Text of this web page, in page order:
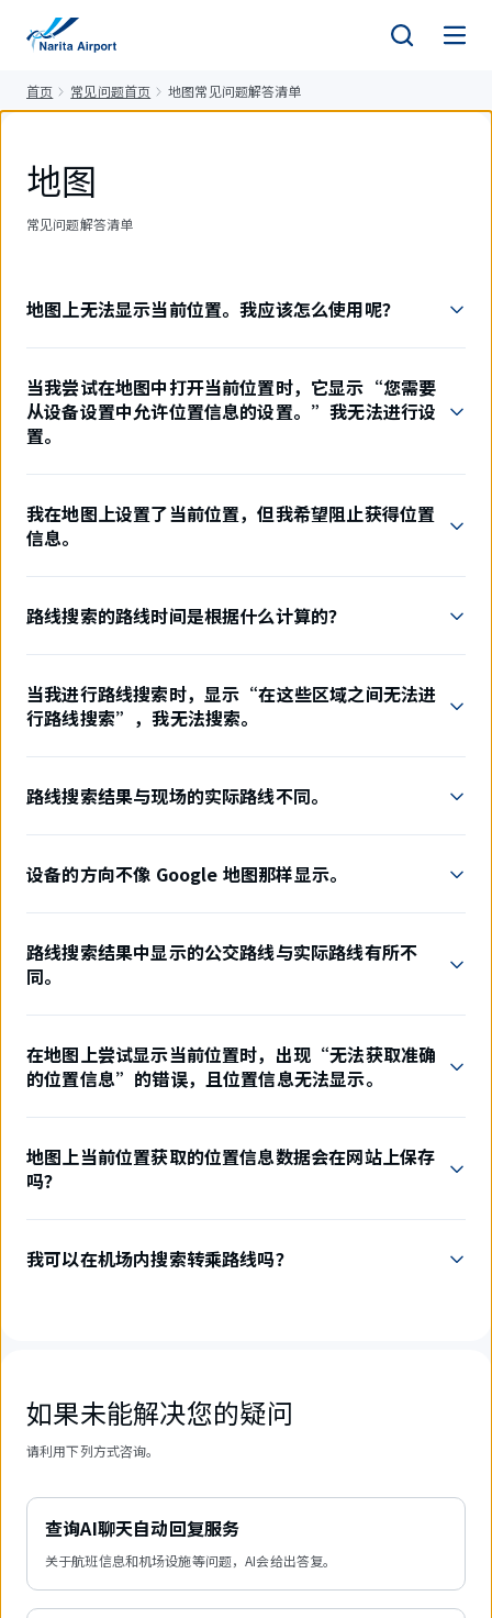
首页 常见问题首页 地图常见问题解答清单
地图
常见问题解答清单
地图上无法显示当前位置。我应该怎么使用呢？
当我尝试在地图中打开当前位置时，它显示“您需要
从设备设置中允许位置信息的设置。”我无法进行设
置。
我在地图上设置了当前位置，但我希望阻止获得位置
信息。
路线搜索的路线时间是根据什么计算的？
当我进行路线搜索时，显示“在这些区域之间无法进
行路线搜索”，我无法搜索。
路线搜索结果与现场的实际路线不同。
设备的方向不像 Google 地图那样显示。
路线搜索结果中显示的公交路线与实际路线有所不
同。
在地图上尝试显示当前位置时，出现“无法获取准确
的位置信息”的错误，且位置信息无法显示。
地图上当前位置获取的位置信息数据会在网站上保存
吗？
我可以在机场内搜索转乘路线吗？
如果未能解决您的疑问
请利用下列方式咨询。
查询AI聊天自动回复服务
关于航班信息和机场设施等问题，AI会给出答复。